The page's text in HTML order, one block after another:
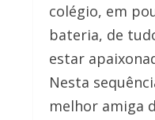
colégio, em
bateria, de
estar
Nesta
melhor amiga